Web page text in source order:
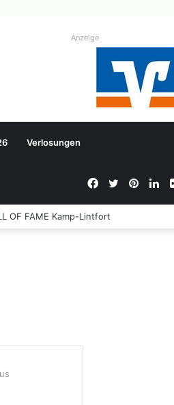
Anzeige
Verlosungen
Twitter
Facebook
OF FAME Kamp-Lintfort